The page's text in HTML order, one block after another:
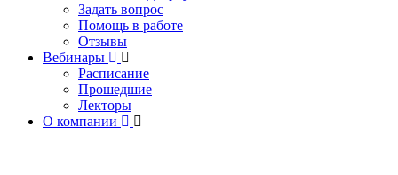
Задать вопрос
Помощь в работе
Отзывы
Вебинары
Расписание
Прошедшие
Лекторы
О компании